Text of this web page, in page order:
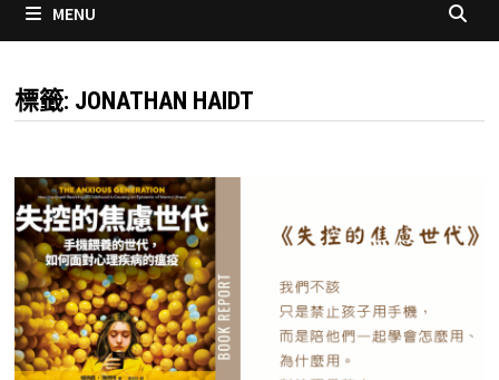
MENU
標籤: JONATHAN HAIDT